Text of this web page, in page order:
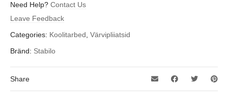
Need Help? Contact Us
Leave Feedback
Categories: Koolitarbed, Värvipliiatsid
Bränd: Stabilo
Share